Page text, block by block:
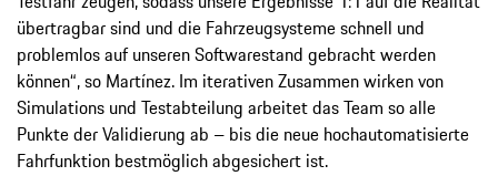
übertragbar sind und die Fahrzeugsysteme schnell und
problemlos auf unseren Softwarestand gebracht werden
können“, so Martínez. Im iterativen Zusammen­ wirken von
Simulations­ und Testabteilung arbeitet das Team so alle
Punkte der Validierung ab – bis die neue hochautomatisierte
Fahrfunktion bestmöglich abgesichert ist.